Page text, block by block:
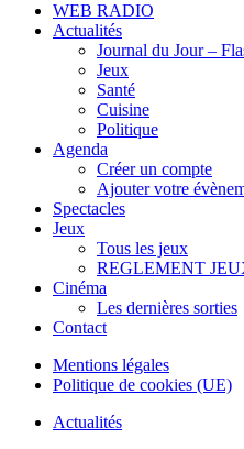
WEB RADIO
Actualités
Journal du Jour –
Jeux
Santé
Cuisine
Politique
Agenda
Créer un compte
Ajouter votre
Spectacles
Jeux
Tous les jeux
REGLEMENT
Cinéma
Les dernières sorties
Contact
Mentions légales
Politique de cookies (UE)
Actualités